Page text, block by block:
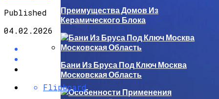
Преимущества Домов Из
Керамического Блока
Бани Из Бруса Под Ключ Москва
Московская Область
Published
04.02.2026
Flipboard